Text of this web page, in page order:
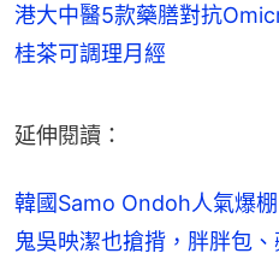
港大中醫5款藥膳對抗
桂茶可調理月經
延伸閱讀：
韓國Samo Ondoh人氣爆
鬼吳映潔也搶揹，胖胖包